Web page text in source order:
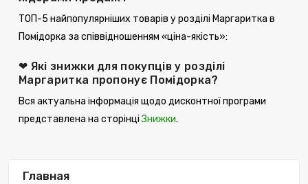
Главная
ТОП-5 найпопулярніших товарів у розділі Маргаритка в
Помідорка за співвідношенням «ціна-якість»:
❤ Які знижки для покупців у розділі
Маргаритка пропонує Помідорка?
Вся актуальна інформація щодо дисконтної програми
представлена ​​на сторінціЗнижки.